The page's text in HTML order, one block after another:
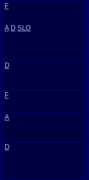
F
A D SLO
D
F
A
D